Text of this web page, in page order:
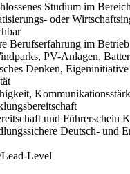
Studium im
oder
Berufserfahrung im
PV-Anlagen,
Denken,
und Führerschein
Deutsch- und
Level